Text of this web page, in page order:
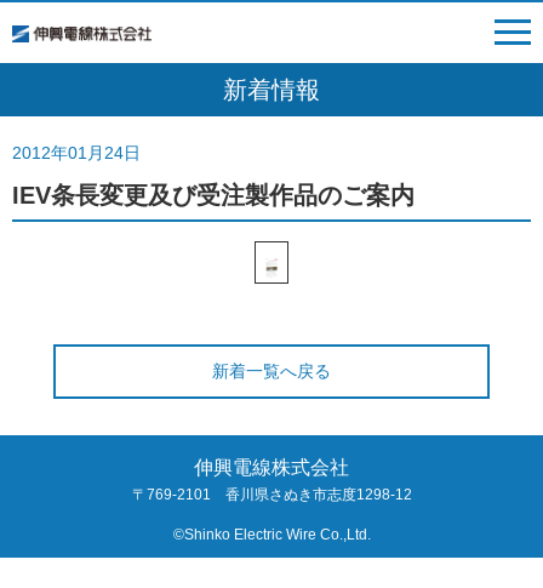
新着情報
2012年01月24日
IEV条長変更及び受注製作品のご案内
新着一覧へ戻る
伸興電線株式会社
〒769-2101 香川県さぬき市志度1298-12
©Shinko Electric Wire Co.,Ltd.